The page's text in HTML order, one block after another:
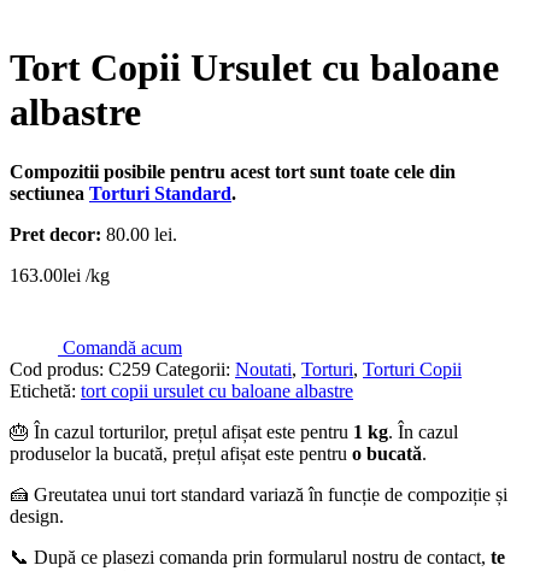
Tort Copii Ursulet cu baloane
albastre
Compozitii posibile pentru acest tort sunt toate cele din
sectiunea Torturi Standard.
Pret decor: 80.00 lei.
163.00lei /kg
Comandă acum
Cod produs: C259 Categorii: Noutati, Torturi, Torturi Copii
Etichetă: tort copii ursulet cu baloane albastre
🎂 În cazul torturilor, prețul afișat este pentru 1 kg. În cazul
produselor la bucată, prețul afișat este pentru o bucată.
🍰 Greutatea unui tort standard variază în funcție de compoziție și
design.
📞 După ce plasezi comanda prin formularul nostru de contact, te